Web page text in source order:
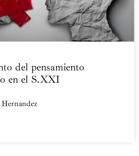
del pensamiento
en el S.XXI